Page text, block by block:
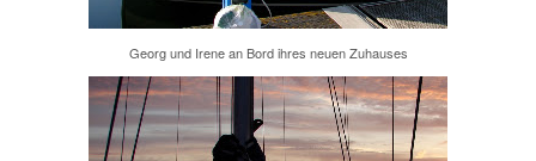
Georg und Irene an Bord ihres neuen Zuhauses